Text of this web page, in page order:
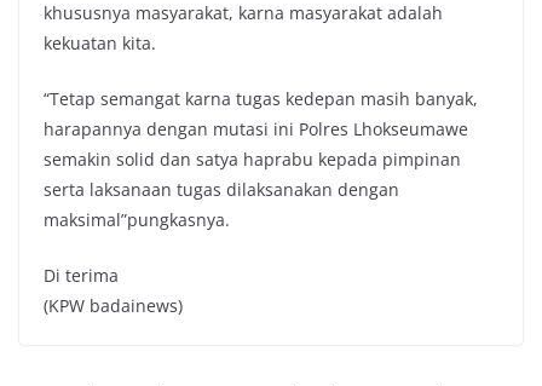
khususnya masyarakat, karna masyarakat adalah
kekuatan kita.
“Tetap semangat karna tugas kedepan masih banyak,
harapannya dengan mutasi ini Polres Lhokseumawe
semakin solid dan satya haprabu kepada pimpinan
serta laksanaan tugas dilaksanakan dengan
maksimal”pungkasnya.
Di terima
(KPW badainews)